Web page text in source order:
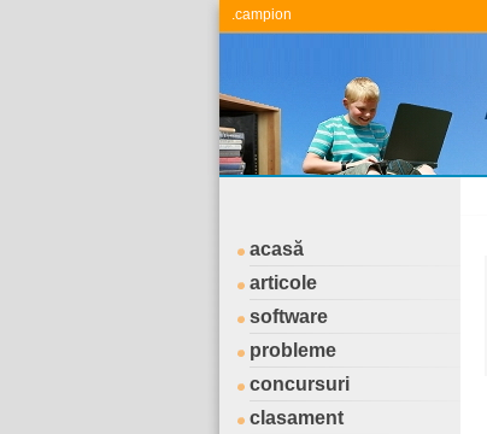
.campion
acasă
articole
software
probleme
concursuri
clasament